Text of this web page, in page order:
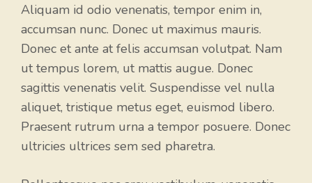
Aliquam id odio venenatis, tempor enim in,
accumsan nunc. Donec ut maximus mauris.
Donec et ante at felis accumsan volutpat. Nam
ut tempus lorem, ut mattis augue. Donec
sagittis venenatis velit. Suspendisse vel nulla
aliquet, tristique metus eget, euismod libero.
Praesent rutrum urna a tempor posuere. Donec
ultricies ultrices sem sed pharetra.